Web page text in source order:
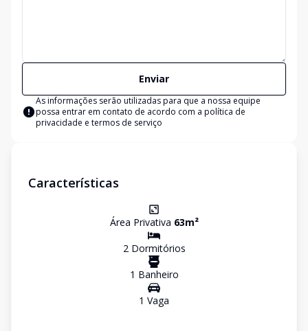
Enviar
As informações serão utilizadas para que a nossa equipe
possa entrar em contato de acordo com a política de
privacidade e termos de serviço
Características
Área Privativa 63m²
2Dormitórios
1 Banheiro
1 Vaga